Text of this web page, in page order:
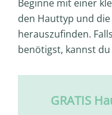
Beginne mit einer
den Hauttyp und
herauszufinden.
benötigst, kannst
GRATIS